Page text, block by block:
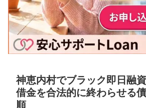
神恵内村でブラック即日融
借金を合法的に終わらせる
順